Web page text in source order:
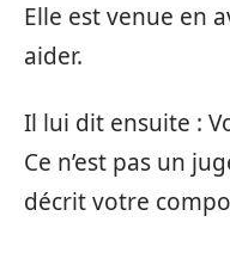
Elle est venue en
aider.
Il lui dit ensuite :
Ce n’est pas un
décrit votre